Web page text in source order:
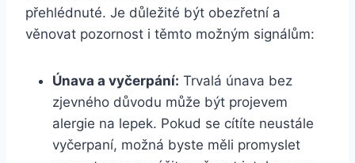
přehlédnuté. Je důležité být obezřetní a
věnovat pozornost i těmto možným signálům:
Únava a vyčerpání: Trvalá únava bez
zjevného důvodu může být projevem
alergie na lepek. Pokud se cítíte neustále
vyčerpaní, možná byste měli promyslet